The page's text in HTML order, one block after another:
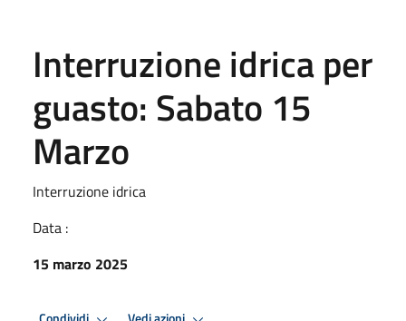
Interruzione idrica per
guasto: Sabato 15
Marzo
Interruzione idrica
Data :
15 marzo 2025